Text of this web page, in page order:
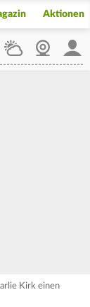
Aktionen
WetterWebcam
Kirk einen